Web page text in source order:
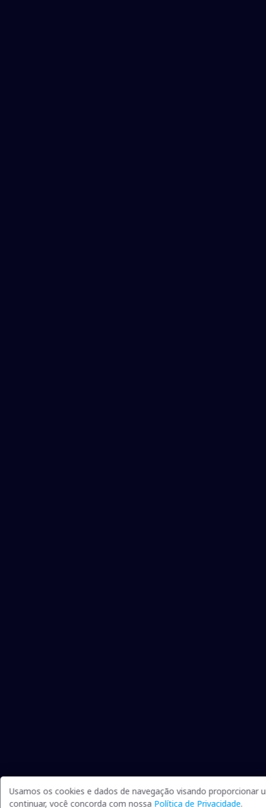
Usamos os cookies e dados de navegação visando
continuar, você concorda com nossa Política de Privacidade.